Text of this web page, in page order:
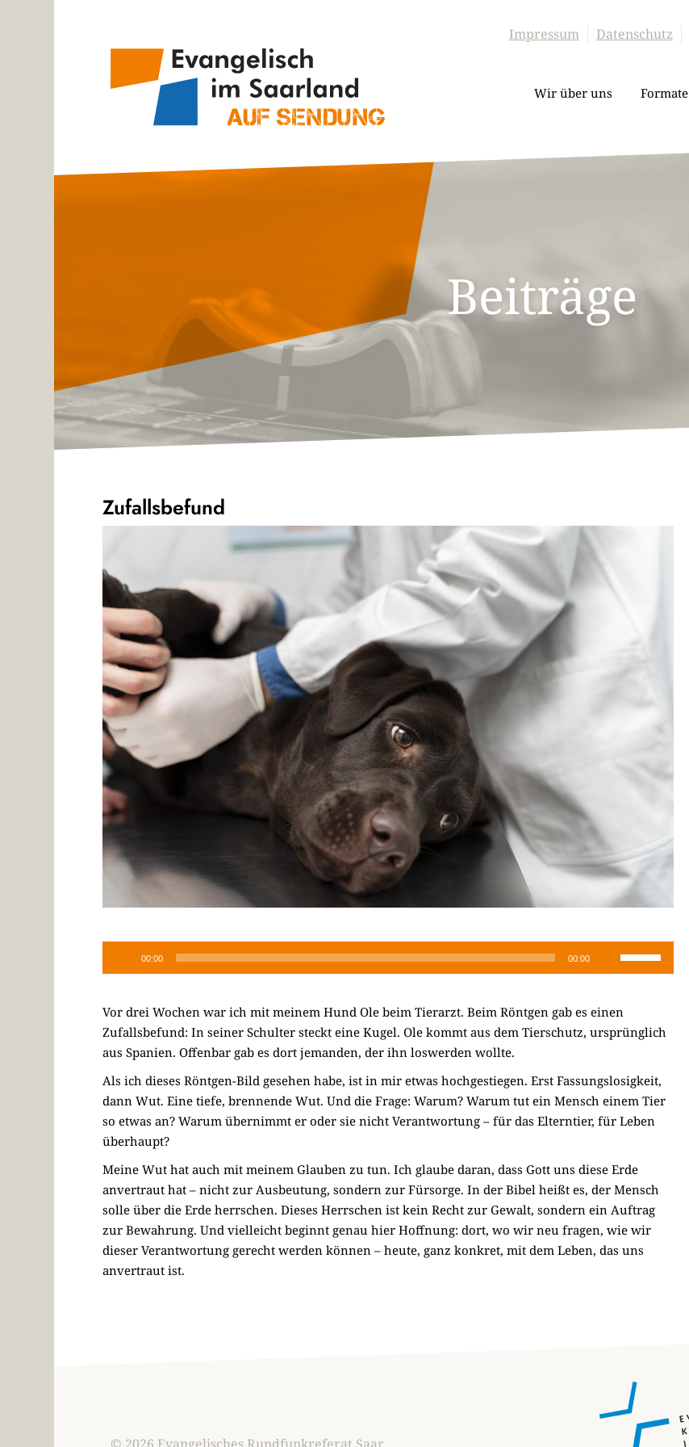
Impressum Datenschutz
Wir über uns Formate
Beiträge
Zufallsbefund
00:00 00:00
Hoch/Runter
um
die
regeln.
Vor drei Wochen war ich mit meinem Hund Ole beim Tierarzt. Beim Röntgen gab es einen
Zufallsbefund: In seiner Schulter steckt eine Kugel. Ole kommt aus dem Tierschutz, ursprünglich
aus Spanien. Offenbar gab es dort jemanden, der ihn loswerden wollte.
Als ich dieses Röntgen-Bild gesehen habe, ist in mir etwas hochgestiegen. Erst Fassungslosigkeit,
dann Wut. Eine tiefe, brennende Wut. Und die Frage: Warum? Warum tut ein Mensch einem Tier
so etwas an? Warum übernimmt er oder sie nicht Verantwortung – für das Elterntier, für Leben
überhaupt?
Meine Wut hat auch mit meinem Glauben zu tun. Ich glaube daran, dass Gott uns diese Erde
anvertraut hat – nicht zur Ausbeutung, sondern zur Fürsorge. In der Bibel heißt es, der Mensch
solle über die Erde herrschen. Dieses Herrschen ist kein Recht zur Gewalt, sondern ein Auftrag
zur Bewahrung. Und vielleicht beginnt genau hier Hoffnung: dort, wo wir neu fragen, wie wir
dieser Verantwortung gerecht werden können – heute, ganz konkret, mit dem Leben, das uns
anvertraut ist.